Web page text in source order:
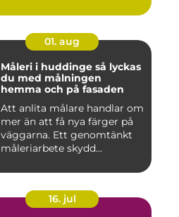
01. aug
Måleri i huddinge så lyckas
du med målningen
hemma och på fasaden
Att anlita målare handlar om
mer än att få nya färger på
väggarna. Ett genomtänkt
måleriarbete skydd...
16. jul